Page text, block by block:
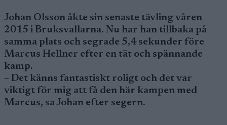
Johan Olsson åkte sin senaste tävling våren
2015 i Bruksvallarna. Nu har han tillbaka på
samma plats och segrade 5,4 sekunder före
Marcus Hellner efter en tät och spännande
kamp.
– Det känns fantastiskt roligt och det var
viktigt för mig att få den här kampen med
Marcus, sa Johan efter segern.